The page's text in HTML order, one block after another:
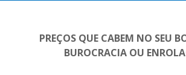
PREÇOS QUE CABEM NO SEU
BUROCRACIA OU